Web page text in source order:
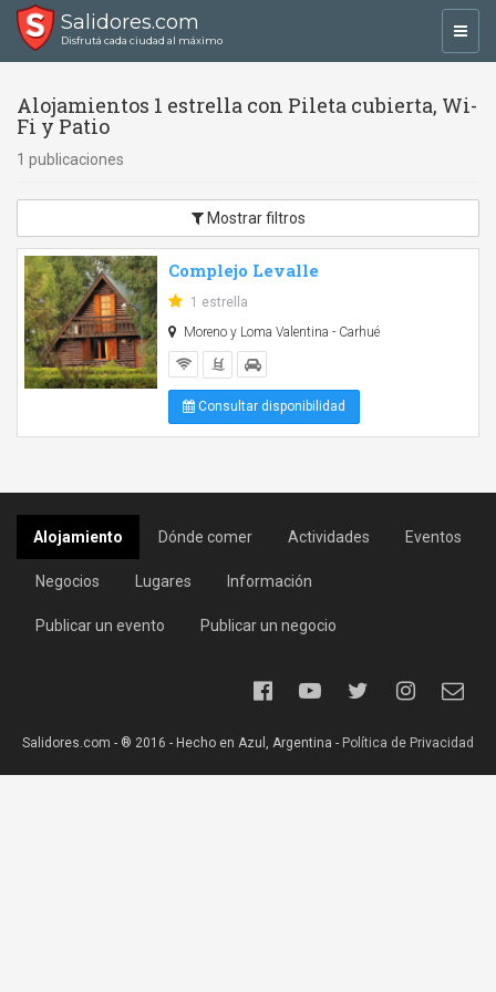
Salidores.com
Disfrutá cada ciudad al máximo
Alojamientos 1 estrella con Pileta cubierta, Wi-
Fi y Patio
1 publicaciones
Mostrar filtros
Complejo Levalle
1 estrella
Moreno y Loma Valentina - Carhué
Consultar disponibilidad
Alojamiento Dónde comer Actividades Eventos
Negocios Lugares Información
Publicar un evento Publicar un negocio
Salidores.com - ® 2016 - Hecho en Azul, Argentina - Política de Privacidad